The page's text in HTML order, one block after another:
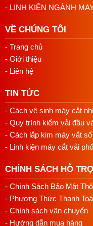
- LINH KIỆN NGÀNH
VỀ CHÚNG TÔI
- Trang chủ
- Giới thiệu
- Liên hệ
TIN TỨC
- Cách vệ sinh máy cắt
- Quy trình kiểm vải đầu
- Cách lắp kim máy vắt
- Linh kiện máy cắt vải
CHÍNH SÁCH HỖ
- Chính Sách Bảo Mật
- Phương Thức Thanh
- Chính sách vận chuyển
- Hướng dẫn mua hàng